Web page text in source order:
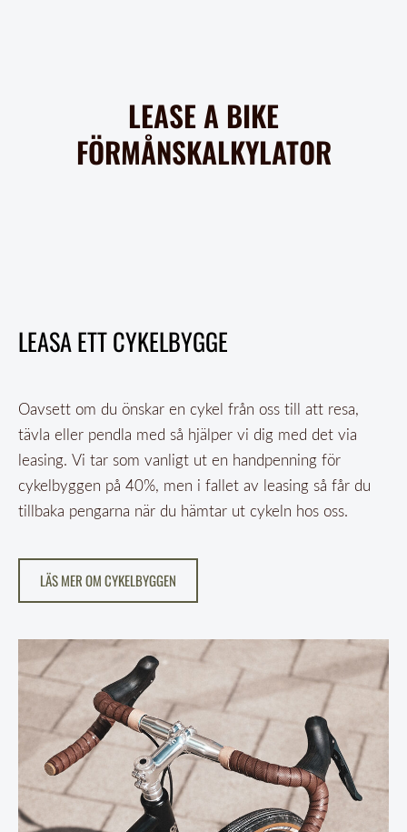
LEASE A BIKE
FÖRMÅNSKALKYLATOR
LEASA ETT CYKELBYGGE
Oavsett om du önskar en cykel från oss till att resa,
tävla eller pendla med så hjälper vi dig med det via
leasing. Vi tar som vanligt ut en handpenning för
cykelbyggen på 40%, men i fallet av leasing så får du
tillbaka pengarna när du hämtar ut cykeln hos oss.
​LÄS MER OM CYKELBYGGEN​